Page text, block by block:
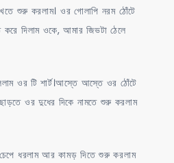
শুরু করলাম। ওর গোলাপি নরম ঠোঁটে
করে দিলাম ওকে, আমার জিভটা ঠেলে
ওর টি শার্ট।আস্তে আস্তে ওর ঠোঁটে
ওর দুধের দিকে নামতে শুরু করলাম
ধরলাম আর কামড় দিতে শুরু করলাম